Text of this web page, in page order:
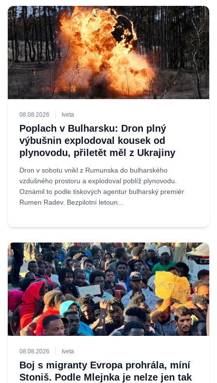
08.08.2026 Iveta
Poplach v Bulharsku: Dron plný
výbušnin explodoval kousek od
plynovodu, přiletět měl z Ukrajiny
Dron v sobotu vnikl z Rumunska do bulharského
vzdušného prostoru a explodoval poblíž plynovodu.
Oznámil to podle tiskových agentur bulharský premiér
Rumen Radev. Bezpilotní letoun...
08.08.2026 Iveta
Boj s migranty Evropa prohrála, míní
Stoniš. Podle Mlejnka je nelze jen tak